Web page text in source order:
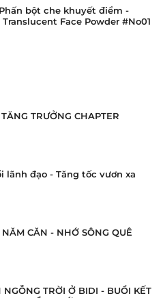
bột che khuyết điểm -
Translucent Face Powder #No01
TRƯỞNG CHAPTER
lãnh đạo - Tăng tốc vươn xa
NĂM CĂN - NHỚ SÔNG QUÊ
NGỖNG TRỜI Ở BIDI - BUỔI KẾT